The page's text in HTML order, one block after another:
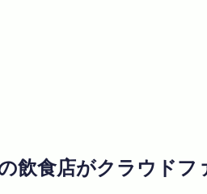
飲食店がクラウドフ